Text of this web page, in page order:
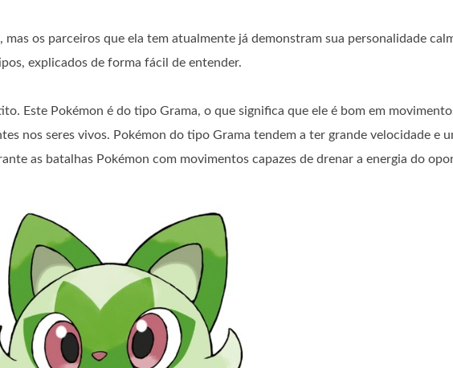
os parceiros que ela tem atualmente já demonstram sua personalidade
explicados de forma fácil de entender.
Este Pokémon é do tipo Grama, o que significa que ele é bom em
nos seres vivos. Pokémon do tipo Grama tendem a ter grande velocidade e
as batalhas Pokémon com movimentos capazes de drenar a energia do